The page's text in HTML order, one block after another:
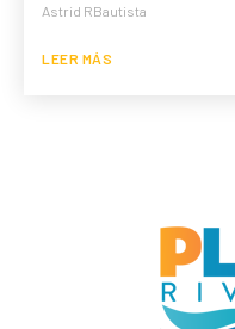
Astrid RBautista
LEER MÁS